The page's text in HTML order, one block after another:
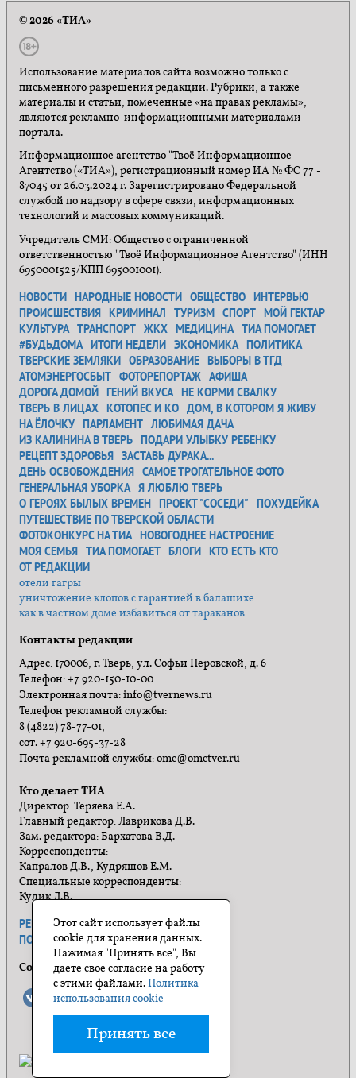
© 2026 «ТИА»
Использование материалов сайта возможно только с
письменного разрешения редакции. Рубрики, а также
материалы и статьи, помеченные «на правах рекламы»,
являются рекламно-информационными материалами
портала.
Информационное агентство "Твоё Информационное
Агентство («ТИА»), регистрационный номер ИА № ФС 77 -
87045 от 26.03.2024 г. Зарегистрировано Федеральной
службой по надзору в сфере связи, информационных
технологий и массовых коммуникаций.
Учредитель СМИ: Общество с ограниченной
ответственностью "Твоё Информационное Агентство" (ИНН
6950001525/КПП 695001001).
НОВОСТИ НАРОДНЫЕ НОВОСТИ ОБЩЕСТВО ИНТЕРВЬЮ
ПРОИСШЕСТВИЯ КРИМИНАЛ ТУРИЗМ СПОРТ МОЙ ГЕКТАР
КУЛЬТУРА ТРАНСПОРТ ЖКХ МЕДИЦИНА ТИА ПОМОГАЕТ
#БУДЬДОМА ИТОГИ НЕДЕЛИ ЭКОНОМИКА ПОЛИТИКА
ТВЕРСКИЕ ЗЕМЛЯКИ ОБРАЗОВАНИЕ ВЫБОРЫ В ТГД
АТОМЭНЕРГОСБЫТ ФОТОРЕПОРТАЖ АФИША
ДОРОГА ДОМОЙ ГЕНИЙ ВКУСА НЕ КОРМИ СВАЛКУ
ТВЕРЬ В ЛИЦАХ КОТОПЕС И КО ДОМ, В КОТОРОМ Я ЖИВУ
НА ЁЛОЧКУ ПАРЛАМЕНТ ЛЮБИМАЯ ДАЧА
ИЗ КАЛИНИНА В ТВЕРЬ ПОДАРИ УЛЫБКУ РЕБЕНКУ
РЕЦЕПТ ЗДОРОВЬЯ ЗАСТАВЬ ДУРАКА...
ДЕНЬ ОСВОБОЖДЕНИЯ САМОЕ ТРОГАТЕЛЬНОЕ ФОТО
ГЕНЕРАЛЬНАЯ УБОРКА Я ЛЮБЛЮ ТВЕРЬ
О ГЕРОЯХ БЫЛЫХ ВРЕМЕН ПРОЕКТ "СОСЕДИ"
ПОХУДЕЙКА
ПУТЕШЕСТВИЕ ПО ТВЕРСКОЙ ОБЛАСТИ
ФОТОКОНКУРС НА ТИА НОВОГОДНЕЕ НАСТРОЕНИЕ
МОЯ СЕМЬЯ ТИА ПОМОГАЕТ БЛОГИ КТО ЕСТЬ КТО
ОТ РЕДАКЦИИ
отели гагры
уничтожение клопов с гарантией в балашихе
как в частном доме избавиться от тараканов
Контакты редакции
Адрес: 170006, г. Тверь, ул. Софьи Перовской, д. 6
Телефон: +7 920-150-10-00
Электронная почта: info@tvernews.ru
Телефон рекламной службы:
8 (4822) 78-77-01,
сот. +7 920-695-37-28
Почта рекламной службы: omc@omctver.ru
Кто делает ТИА
Директор: Теряева Е.А.
Главный редактор: Лаврикова Д.В.
Зам. редактора: Бархатова В.Д.
Корреспонденты:
Капралов Д.В., Кудряшов Е.М.
Специальные корреспонденты:
Кулик Л.В.
РЕКЛАМА ПРАВИЛА САЙТА
ПОЛИТИКА КОНФИДЕНЦИАЛЬНОСТИ
Социальные сети
Этот сайт использует файлы
cookie для хранения данных.
Нажимая "Принять все", Вы
даете свое согласие на работу
с этими файлами.Политика
использования cookie
Принять все